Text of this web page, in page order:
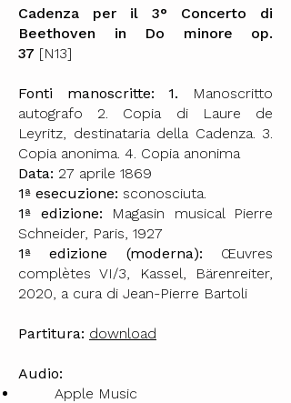
Cadenza per il 3° Concerto di
Beethoven in Do minore op.
37 [N13]
Fonti manoscritte: 1.
Manoscritto
autografo 2. Copia di Laure de
Leyritz, destinataria della Cadenza. 3.
Copia anonima. 4. Copia anonima
Data: 27 aprile 1869
1ª esecuzione: sconosciuta.
1ª edizione:
Magasin musical Pierre
Schneider, Paris, 1927
1ª edizione (moderna): Œuvres
complètes VI/3, Kassel, Bärenreiter,
2020, a cura di Jean-Pierre Bartoli
Partitura: download
Audio:
Apple Music